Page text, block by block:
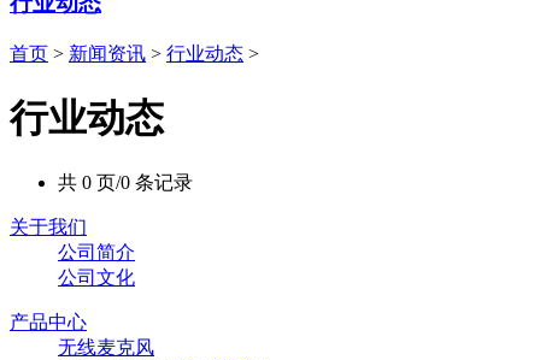
首页 > 新闻资讯 > 行业动态 >
行业动态
共 0 页/0 条记录
关于我们
公司简介
公司文化
产品中心
无线麦克风